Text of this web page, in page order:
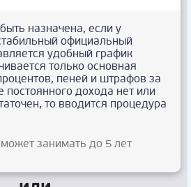
назначена, если у
официальный
удобный график
только основная
пеней и штрафов за
постоянного дохода нет или
то вводится процедура
занимать до 5 лет